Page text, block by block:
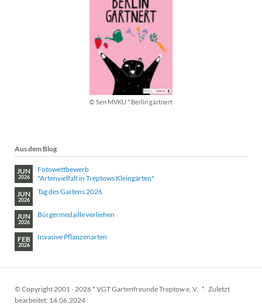
© Sen MVKU * Berlin gärtnert
Aus dem Blog
JUN
2026
Fotowettbewerb
"Artenvielfalt in Treptows Kleingärten"
JUN
2026
Tag des Gartens 2026
JUN
2026
Bürgermedaille verliehen
FEB
2026
Invasive Pflanzenarten
© Copyright 2001 - 2026 * VGT Gartenfreunde Treptow e. V. * Zuletzt
bearbeitet: 14.06.2024